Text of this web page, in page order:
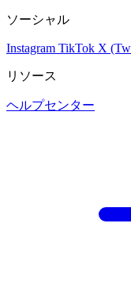
ソーシャル
Instagram TikTok X
リソース
ヘルプセンター